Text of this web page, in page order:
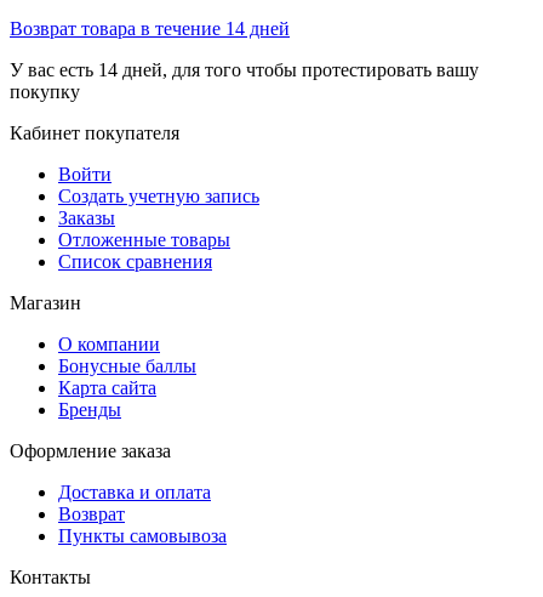
Возврат товара в течение 14 дней
У вас есть 14 дней, для того чтобы протестировать вашу
покупку
Кабинет покупателя
Войти
Создать учетную запись
Заказы
Отложенные товары
Список сравнения
Магазин
О компании
Бонусные баллы
Карта сайта
Бренды
Оформление заказа
Доставка и оплата
Возврат
Пункты самовывоза
Контакты